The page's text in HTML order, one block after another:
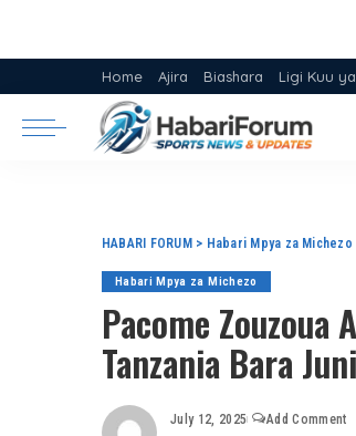
Home Ajira Biashara Ligi Kuu
HABARI FORUM > Habari Mpya za Michezo
Habari Mpya za Michezo
Pacome Zouzoua
Tanzania Bara Juni
July 12, 2025
Add Comment